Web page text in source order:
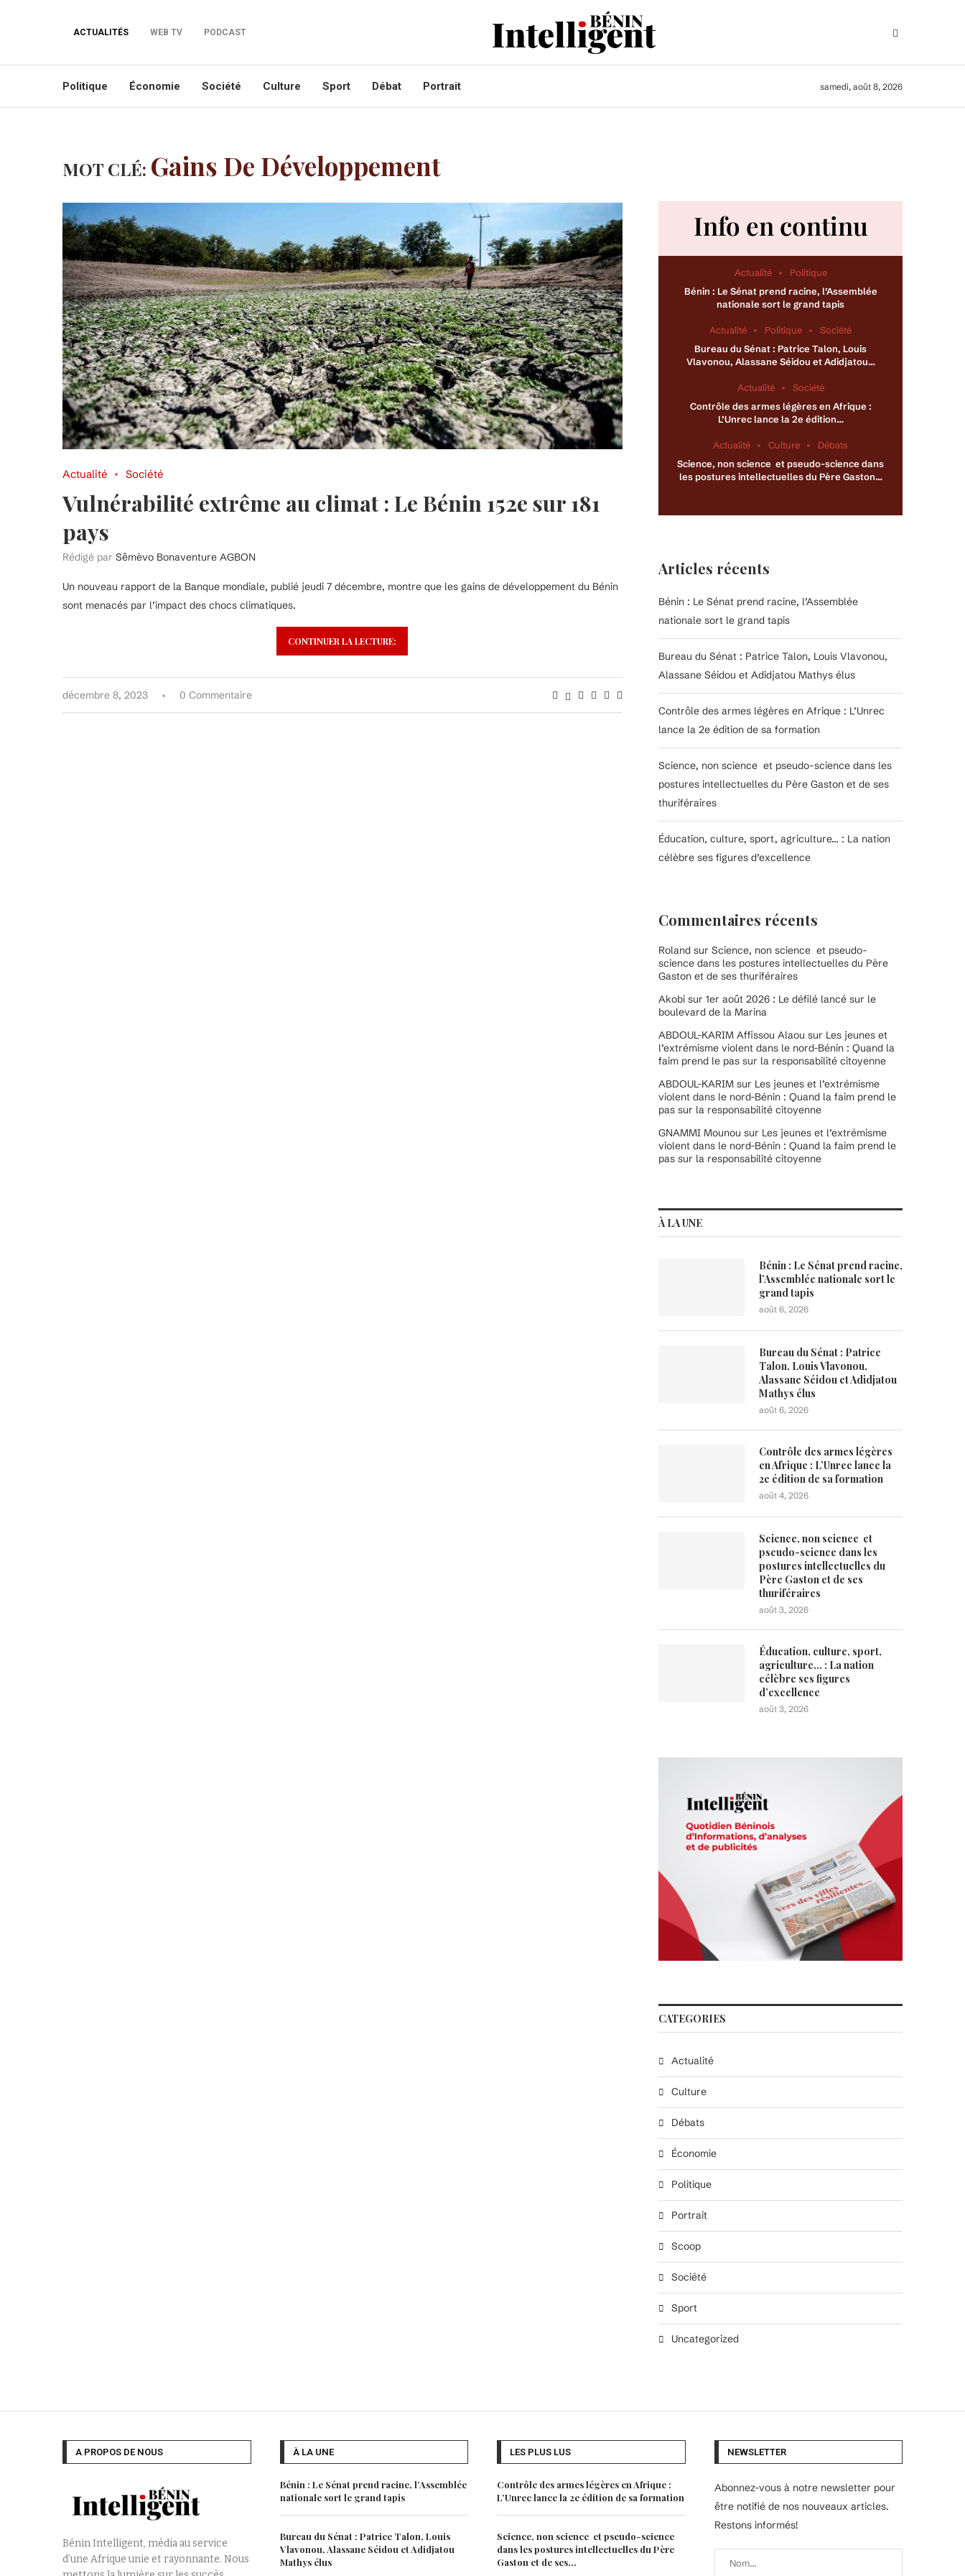
ACTUALITÉS WEB TV PODCAST
Politique Économie Société Culture Sport Débat Portrait samedi, août 8, 2026
MOT CLÉ: Gains De Développement
Actualité Société
Vulnérabilité extrême au climat : Le Bénin 152e sur 181
pays
Rédigé par Sêmèvo Bonaventure AGBON
Un nouveau rapport de la Banque mondiale, publié jeudi 7 décembre, montre que les gains de développement du Bénin
sont menacés par l’impact des chocs climatiques.
CONTINUER LA LECTURE:
décembre 8, 2023 0 Commentaire
Info en continu
Actualité
Politique
Bénin : Le Sénat prend racine, l’Assemblée
nationale sort le grand tapis
Actualité Politique
Société
Bureau du Sénat : Patrice Talon, Louis
Vlavonou, Alassane Séidou et Adidjatou…
Actualité
Société
Contrôle des armes légères en Afrique :
L’Unrec lance la 2e édition…
Actualité Culture
Débats
Science, non science et pseudo-science dans
les postures intellectuelles du Père Gaston…
Articles récents
Bénin : Le Sénat prend racine, l’Assemblée
nationale sort le grand tapis
Bureau du Sénat : Patrice Talon, Louis Vlavonou,
Alassane Séidou et Adidjatou Mathys élus
Contrôle des armes légères en Afrique : L’Unrec
lance la 2e édition de sa formation
Science, non science et pseudo-science dans les
postures intellectuelles du Père Gaston et de ses
thuriféraires
Éducation, culture, sport, agriculture… : La nation
célèbre ses figures d’excellence
Commentaires récents
Roland sur Science, non science et pseudo-
science dans les postures intellectuelles du Père
Gaston et de ses thuriféraires
Akobi sur 1er août 2026 : Le défilé lancé sur le
boulevard de la Marina
ABDOUL-KARIM Affissou Alaou sur Les jeunes et
l’extrémisme violent dans le nord-Bénin : Quand la
faim prend le pas sur la responsabilité citoyenne
ABDOUL-KARIM sur Les jeunes et l’extrémisme
violent dans le nord-Bénin : Quand la faim prend le
pas sur la responsabilité citoyenne
GNAMMI Mounou sur Les jeunes et l’extrémisme
violent dans le nord-Bénin : Quand la faim prend le
pas sur la responsabilité citoyenne
À LA UNE
Bénin : Le Sénat prend racine,
l’Assemblée nationale sort le
grand tapis
août 6, 2026
Bureau du Sénat : Patrice
Talon, Louis Vlavonou,
Alassane Séidou et Adidjatou
Mathys élus
août 6, 2026
Contrôle des armes légères
en Afrique : L’Unrec lance la
2e édition de sa formation
août 4, 2026
Science, non science et
pseudo-science dans les
postures intellectuelles du
Père Gaston et de ses
thuriféraires
août 3, 2026
Éducation, culture, sport,
agriculture… : La nation
célèbre ses figures
d’excellence
août 3, 2026
CATEGORIES
Actualité
Culture
Débats
Économie
Politique
Portrait
Scoop
Société
Sport
Uncategorized
A PROPOS DE NOUS
Bénin Intelligent, média au service
d’une Afrique unie et rayonnante. Nous
À LA UNE
Bénin : Le Sénat prend racine, l’Assemblée
nationale sort le grand tapis
Bureau du Sénat : Patrice Talon, Louis
Vlavonou, Alassane Séidou et Adidjatou
Mathys élus
LES PLUS LUS
Contrôle des armes légères en Afrique :
L’Unrec lance la 2e édition de sa formation
Science, non science et pseudo-science
dans les postures intellectuelles du Père
Gaston et de ses...
NEWSLETTER
Abonnez-vous à notre newsletter pour
être notifié de nos nouveaux articles.
Restons informés!